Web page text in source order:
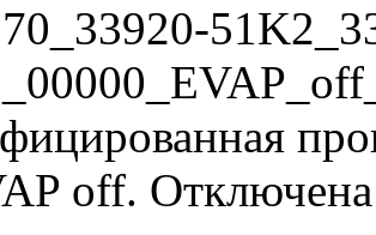
off. Отключена